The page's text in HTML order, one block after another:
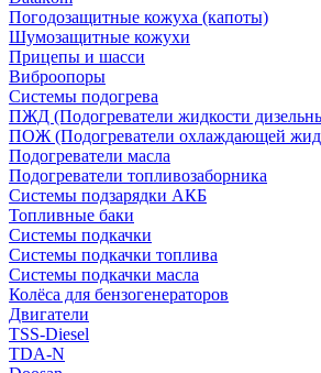
Погодозащитные кожуха (капоты)
Шумозащитные кожухи
Прицепы и шасси
Виброопоры
Системы подогрева
ПЖД (Подогреватели жидкости
ПОЖ (Подогреватели охлаждающей
Подогреватели масла
Подогреватели топливозаборника
Системы подзарядки АКБ
Топливные баки
Системы подкачки
Системы подкачки топлива
Системы подкачки масла
Колёса для бензогенераторов
Двигатели
TSS-Diesel
TDA-N